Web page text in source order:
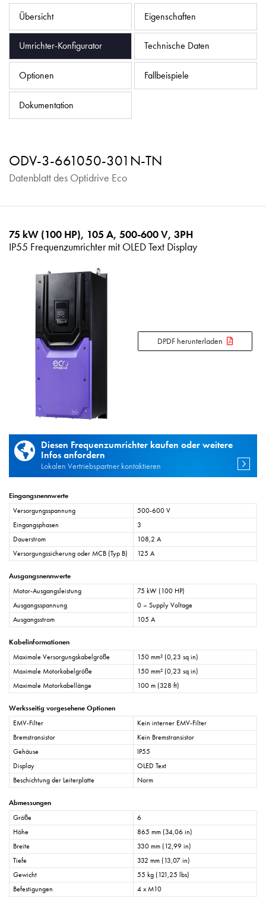
Übersicht Eigenschaften
Umrichter-Konfigurator Technische Daten
Optionen Fallbeispiele
Dokumentation
ODV-3-661050-301N-TN
Datenblatt des Optidrive Eco
75 kW (100 HP), 105 A, 500-600 V, 3PH
IP55 Frequenzumrichter mit OLED Text Display
DPDF herunterladen
Diesen Frequenzumrichter kaufen oder weitere
Infos anfordern
Lokalen Vertriebspartner kontaktieren
Eingangsnennwerte
Versorgungsspannung
500-600 V
Eingangsphasen
3
Dauerstrom
108,2 A
Versorgungssicherung oder MCB (Typ B)
125 A
Ausgangsnennwerte
Motor-Ausgangsleistung
75 kW (100 HP)
Ausgangsspannung
0 – Supply Voltage
Ausgangsstrom
105 A
Kabelinformationen
Maximale Versorgungskabelgröße
150 mm² (0,23 sq in)
Maximale Motorkabelgröße
150 mm² (0,23 sq in)
Maximale Motorkabellänge
100 m (328 ft)
Werksseitig vorgesehene Optionen
EMV-Filter
Kein interner EMV-Filter
Bremstransistor
Kein Bremstransistor
Gehäuse
IP55
Display
OLED Text
Beschichtung der Leiterplatte
Norm
Abmessungen
Größe
6
Höhe
865 mm (34,06 in)
Breite
330 mm (12,99 in)
Tiefe
332 mm (13,07 in)
Gewicht
55 kg (121,25 lbs)
Befestigungen
4 x M10
Datenschutzrichtlinie
Sitemap